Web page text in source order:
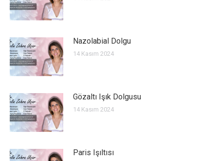
Nazolabial Dolgu
14 Kasım 2024
Gözaltı Işık Dolgusu
14 Kasım 2024
Paris Işıltısı